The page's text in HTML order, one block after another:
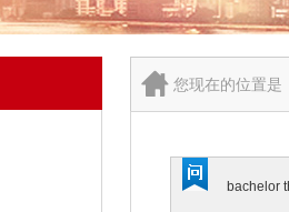
您现在的位置是
bachelor